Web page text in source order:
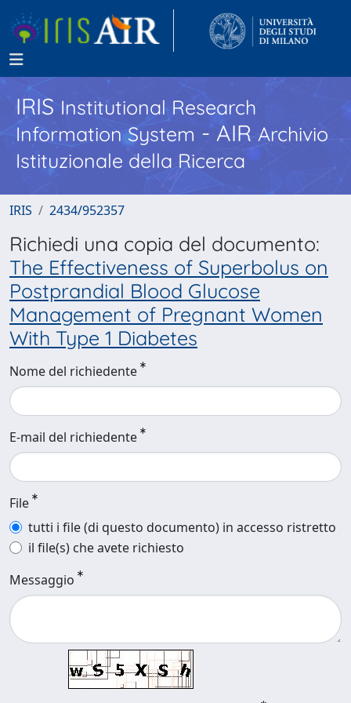
IRISInstitutional Research
Information System - AIR Archivio
Istituzionale della Ricerca
IRIS 2434/952357
Richiedi una copia del documento:
The Effectiveness of Superbolus on
Postprandial Blood Glucose
Management of Pregnant Women
With Type 1 Diabetes
Nome del richiedente
E-mail del richiedente
File
tutti i file (di questo documento) in accesso ristretto
il file(s) che avete richiesto
Messaggio